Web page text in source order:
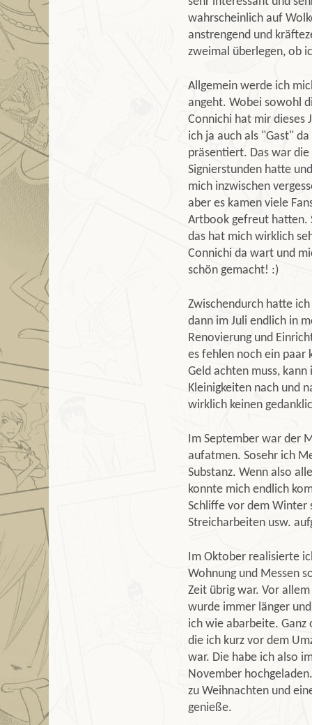
wahrscheinlich auf
anstrengend und
zweimal überlegen, ob
Allgemein werde ich
angeht. Wobei sowohl
Connichi hat mir dieses
ich ja auch als "Gast"
präsentiert. Das war die
Signierstunden hatte
mich inzwischen
aber es kamen viele
Artbook gefreut hatten.
das hat mich wirklich
Connichi da wart und
schön gemacht! :)
Zwischendurch hatte
dann im Juli endlich in
Renovierung und
es fehlen noch ein paar
Geld achten muss,
Kleinigkeiten nach und
wirklich keinen
Im September war der
aufatmen. Sosehr ich
Substanz. Wenn also
konnte mich endlich
Schliffe vor dem Winter
Streicharbeiten usw.
Im Oktober realisierte
Wohnung und Messen
Zeit übrig war. Vor
wurde immer länger
ich wie abarbeite. Ganz
die ich kurz vor dem
war. Die habe ich also
November
zu Weihnachten und
genieße.